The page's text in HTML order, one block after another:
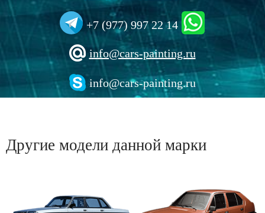
+7 (977) 997 22 14
info@cars-painting.ru
info@cars-painting.ru
Другие модели данной марки